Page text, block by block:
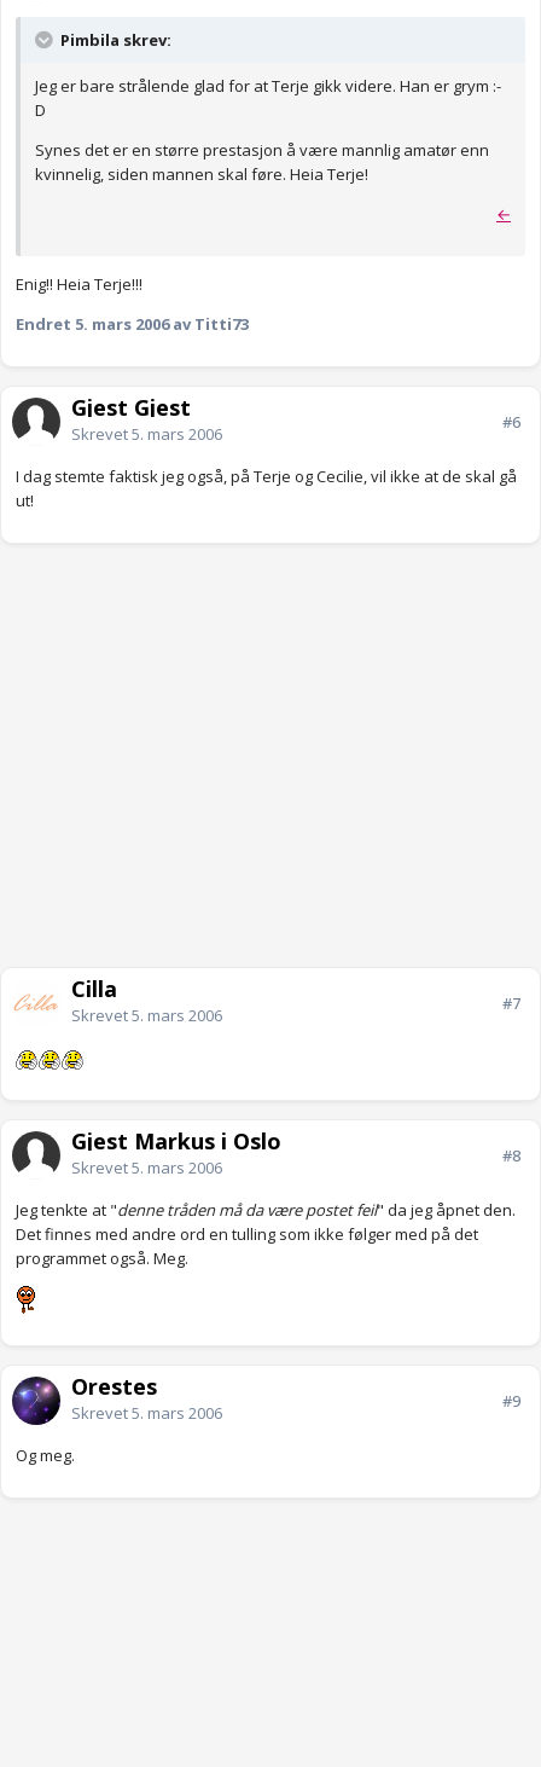
Pimbila skrev:
Jeg er bare strålende glad for at Terje gikk videre. Han er grym :-
D
Synes det er en større prestasjon å være mannlig amatør enn
kvinnelig, siden mannen skal føre. Heia Terje!
←
Enig!! Heia Terje!!!
Endret 5. mars 2006av Titti73
Gjest Gjest
Skrevet5. mars 2006
#6
I dag stemte faktisk jeg også, på Terje og Cecilie, vil ikke at de skal gå
ut!
Cilla
Skrevet5. mars 2006
#7
Gjest Markus i Oslo
Skrevet5. mars 2006
#8
Jeg tenkte at "denne tråden må da være postet feil" da jeg åpnet den.
Det finnes med andre ord en tulling som ikke følger med på det
programmet også. Meg.
Orestes
Skrevet5. mars 2006
#9
Og meg.